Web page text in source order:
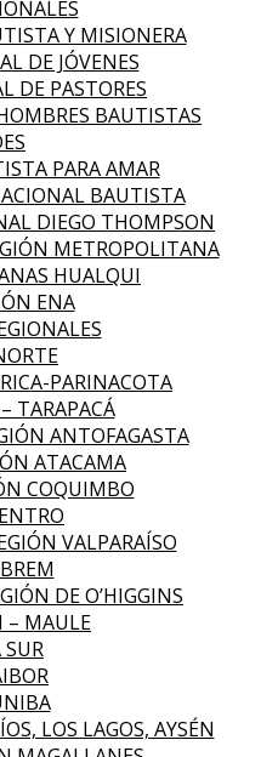
Y MISIONERA
DE JÓVENES
DE PASTORES
BAUTISTAS
PARA AMAR
BAUTISTA
DIEGO THOMPSON
METROPOLITANA
HUALQUI
ENA
PARINACOTA
TARAPACÁ
ANTOFAGASTA
ATACAMA
COQUIMBO
VALPARAÍSO
DE O’HIGGINS
– MAULE
LOS LAGOS, AYSÉN